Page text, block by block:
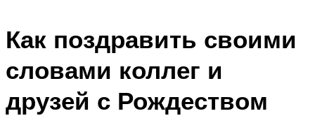
Как поздравить своими
словами коллег и
друзей с Рождеством